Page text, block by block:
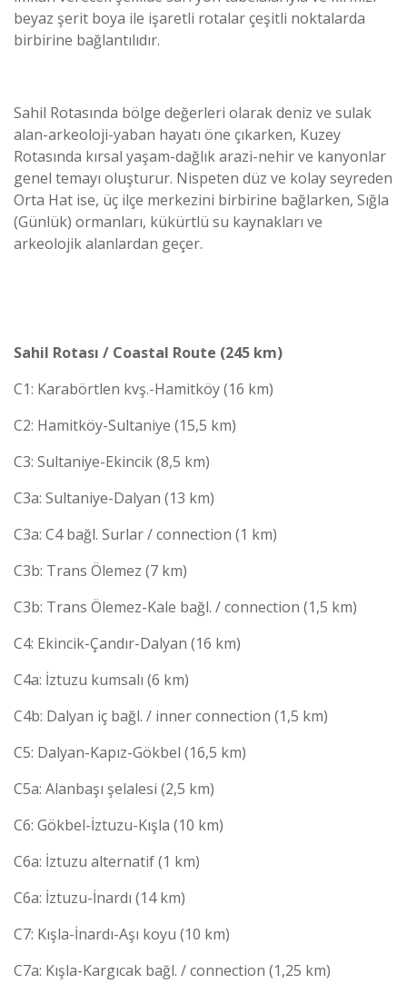
beyaz şerit boya ile işaretli rotalar çeşitli noktalarda
birbirine bağlantılıdır.
Sahil Rotasında bölge değerleri olarak deniz ve sulak
alan-arkeoloji-yaban hayatı öne çıkarken, Kuzey
Rotasında kırsal yaşam-dağlık arazi-nehir ve kanyonlar
genel temayı oluşturur. Nispeten düz ve kolay seyreden
Orta Hat ise, üç ilçe merkezini birbirine bağlarken, Sığla
(Günlük) ormanları, kükürtlü su kaynakları ve
arkeolojik alanlardan geçer.
Sahil Rotası / Coastal Route (245 km)
C1: Karabörtlen kvş.-Hamitköy (16 km)
C2: Hamitköy-Sultaniye (15,5 km)
C3: Sultaniye-Ekincik (8,5 km)
C3a: Sultaniye-Dalyan (13 km)
C3a: C4 bağl. Surlar / connection (1 km)
C3b: Trans Ölemez (7 km)
C3b: Trans Ölemez-Kale bağl. / connection (1,5 km)
C4: Ekincik-Çandır-Dalyan (16 km)
C4a: İztuzu kumsalı (6 km)
C4b: Dalyan iç bağl. / inner connection (1,5 km)
C5: Dalyan-Kapız-Gökbel (16,5 km)
C5a: Alanbaşı şelalesi (2,5 km)
C6: Gökbel-İztuzu-Kışla (10 km)
C6a: İztuzu alternatif (1 km)
C6a: İztuzu-İnardı (14 km)
C7: Kışla-İnardı-Aşı koyu (10 km)
C7a: Kışla-Kargıcak bağl. / connection (1,25 km)